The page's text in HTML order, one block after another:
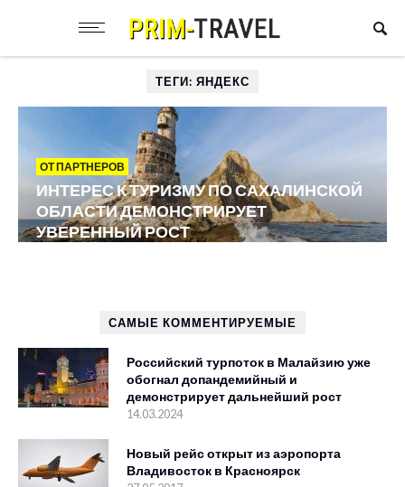
ТЕГИ: ЯНДЕКС
ОТ ПАРТНЕРОВ
ИНТЕРЕС К ТУРИЗМУ ПО САХАЛИНСКОЙ
ОБЛАСТИ ДЕМОНСТРИРУЕТ
УВЕРЕННЫЙ РОСТ
САМЫЕ КОММЕНТИРУЕМЫЕ
Российский турпоток в Малайзию уже
обогнал допандемийный и
демонстрирует дальнейший рост
14.03.2024
Новый рейс открыт из аэропорта
Владивосток в Красноярск